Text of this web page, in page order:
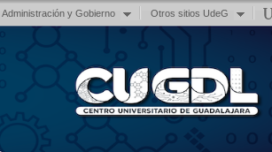
Administración y Gobierno Otros sitios UdeG